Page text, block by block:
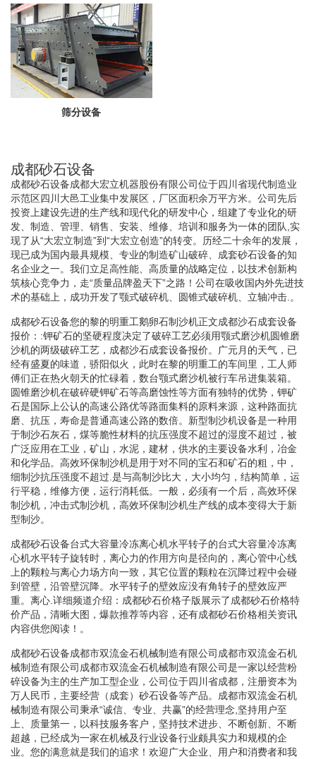
筛分设备
成都砂石设备
成都砂石设备成都大宏立机器股份有限公司位于四川省现代制造业
示范区四川大邑工业集中发展区，厂区面积余万平方米。公司先后
投资上建设先进的生产线和现代化的研发中心，组建了专业化的研
发、制造、管理、销售、安装、维修、培训和服务为一体的团队,实
现了从“大宏立制造”到“大宏立创造”的转变。历经二十余年的发展，
现已成为国内最具规模、专业的制造矿山破碎、成套砂石设备的知
名企业之一。我们立足高性能、高质量的战略定位，以技术创新构
筑核心竞争力，走“质量品牌盈天下”之路！公司在吸收国内外先进技
术的基础上，成功开发了颚式破碎机、圆锥式破碎机、立轴冲击.。
成都砂石设备您的黎的明重工鹅卵石制沙机正文成都沙石成套设备
报价：:钾矿石的坚硬程度决定了破碎工艺必须用颚式磨沙机圆锥磨
沙机的两级破碎工艺，成都沙石成套设备报价。广元月的天气，已
经有盛夏的味道，骄阳似火，此时在黎的明重工的车间里，工人师
傅们正在热火朝天的忙碌着，数台颚式磨沙机被行车吊进集装箱。
圆锥磨沙机在破碎硬钾矿石等高磨蚀性等方面有独特的优势，钾矿
石是国际上公认的高速公路优等路面集料的原料来源，这种路面抗
磨、抗压，寿命是普通高速公路的数倍。新型制沙机设备是一种用
于制沙石灰石，煤等脆性材料的抗压强度不超过的湿度不超过，被
广泛应用在工业，矿山，水泥，建材，供水的主要设备水利，冶金
和化学品。高效环保制沙机是用于对不同的宝石和矿石的粗，中，
细制沙抗压强度不超过.是与高制沙比大，大小均匀，结构简单，运
行平稳，维修方便，运行消耗低。一般，必须有一个后，高效环保
制沙机，冲击式制沙机，高效环保制沙机生产线的成本变得大于新
型制沙。
成都砂石设备台式大容量冷冻离心机水平转子的台式大容量冷冻离
心机水平转子旋转时，离心力的作用方向是径向的，离心管中心线
上的颗粒与离心力场方向一致，其它位置的颗粒在沉降过程中会碰
到管壁，沿管壁沉降。水平转子的壁效应没有角转子的壁效应严
重。离心.详细频道介绍：成都砂石价格子版展示了成都砂石价格特
价产品，清晰大图，爆款推荐等内容，还有成都砂石价格相关资讯
内容供您阅读！。
成都砂石设备成都市双流金石机械制造有限公司成都市双流金石机
械制造有限公司成都市双流金石机械制造有限公司是一家以经营粉
碎设备为主的生产加工型企业，公司位于四川省成都，注册资本为
万人民币，主要经营（成套）砂石设备等产品。成都市双流金石机
械制造有限公司秉承“诚信、专业、共赢”的经营理念,坚持用户至
上、质量第一，以科技服务客户，坚持技术进步、不断创新、不断
超越，已经成为一家在机械及行业设备行业颇具实力和规模的企
业。您的满意就是我们的追求！欢迎广大企业、用户和消费者和我